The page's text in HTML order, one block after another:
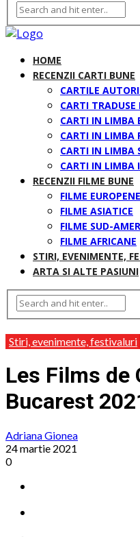
HOME
RECENZII CARTI BUNE
CARTILE
CARTI
CARTI IN LIMBA
CARTI IN LIMBA
CARTI IN LIMBA
CARTI IN LIMBA
RECENZII FILME BUNE
FILME
FILME ASIATICE
FILME SUD-
FILME AFRICANE
STIRI, EVENIMENTE,
ARTA SI ALTE PASIUNI
Stiri, evenimente, festivaluri
Les Films de
Bucarest
Adriana Gionea
24 martie 2021
0